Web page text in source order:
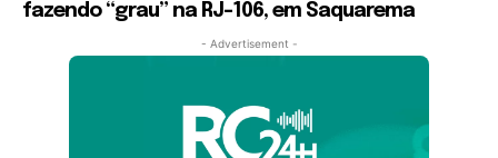
fazendo “grau” na RJ-106, em Saquarema
- Advertisement -